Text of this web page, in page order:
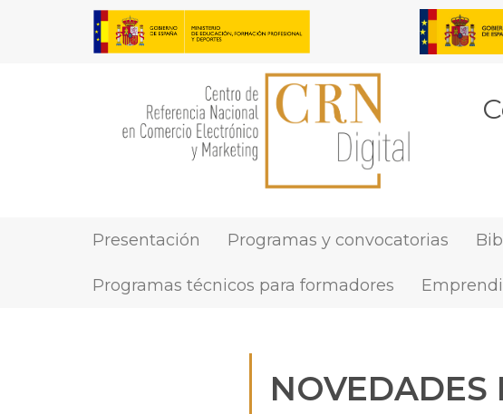
MAIN
NAVIGATION
Presentación Programas y convocatorias
Programas técnicos para formadores
NOVEDADES